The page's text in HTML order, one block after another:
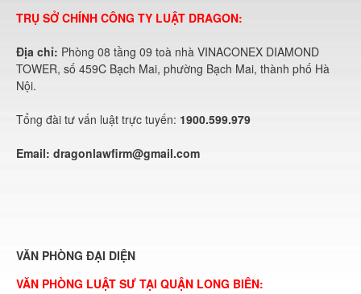
TRỤ SỞ CHÍNH CÔNG TY LUẬT DRAGON:
Địa chỉ: Phòng 08 tầng 09 toà nhà VINACONEX DIAMOND
TOWER, số 459C Bạch Mai, phường Bạch Mai, thành phố Hà
Nội.
Tổng đài tư vấn luật trực tuyến: 1900.599.979
Email: dragonlawfirm@gmail.com
VĂN PHÒNG ĐẠI DIỆN
VĂN PHÒNG LUẬT SƯ TẠI QUẬN LONG BIÊN: